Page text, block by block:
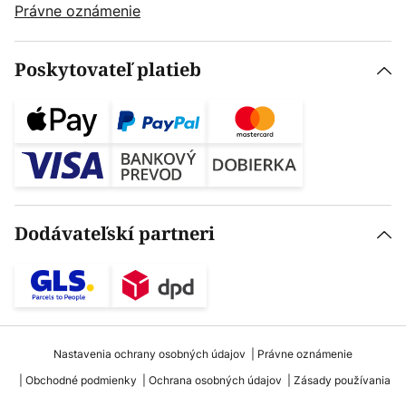
Právne oznámenie
Poskytovateľ platieb
Dodávateľskí partneri
Nastavenia ochrany osobných údajov
Právne oznámenie
Obchodné podmienky
Ochrana osobných údajov Zásady používania